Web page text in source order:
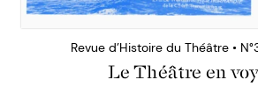
Revue d’Histoire du Théâtre •
Le Théâtre en